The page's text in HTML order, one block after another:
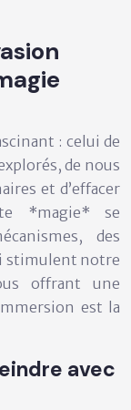
: celui de
de nous
et d’effacer
*magie* se
des
stimulent notre
offrant une
est la
avec